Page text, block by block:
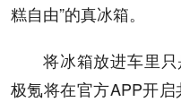
糕自由”的真冰箱。
将冰箱放进车里
极氪将在官方APP开